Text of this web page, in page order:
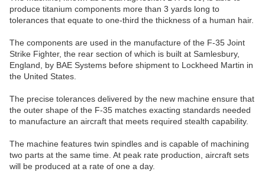
produce titanium components more than 3 yards long to
tolerances that equate to one-third the thickness of a human hair.
The components are used in the manufacture of the F-35 Joint
Strike Fighter, the rear section of which is built at Samlesbury,
England, by BAE Systems before shipment to Lockheed Martin in
the United States.
The precise tolerances delivered by the new machine ensure that
the outer shape of the F-35 matches exacting standards needed
to manufacture an aircraft that meets required stealth capability.
The machine features twin spindles and is capable of machining
two parts at the same time. At peak rate production, aircraft sets
will be produced at a rate of one a day.